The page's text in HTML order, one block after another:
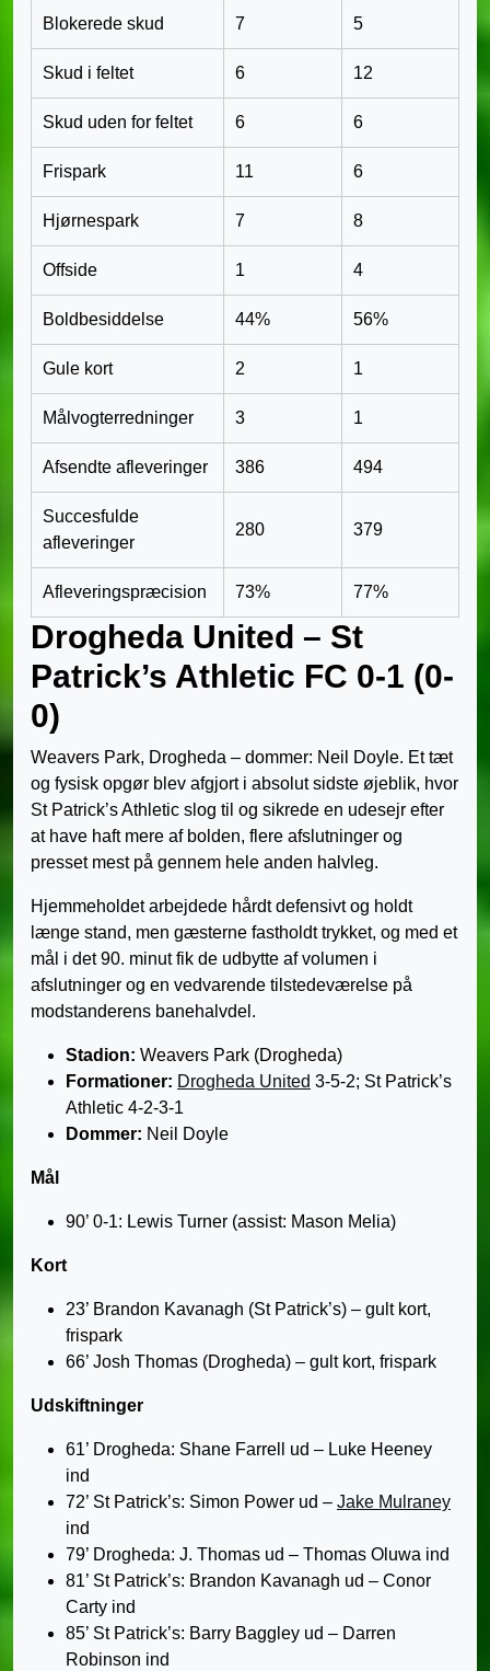
Blokerede skud 7 5
Skud i feltet 6 12
Skud uden for feltet 6 6
Frispark 11 6
Hjørnespark 7 8
Offside 1 4
Boldbesiddelse 44% 56%
Gule kort 2 1
Målvogterredninger 3 1
Afsendte afleveringer 386 494
Succesfulde
afleveringer
280 379
Afleveringspræcision 73% 77%
Drogheda United – St
Patrick’s Athletic FC 0-1 (0-
0)
Weavers Park, Drogheda – dommer: Neil Doyle. Et tæt
og fysisk opgør blev afgjort i absolut sidste øjeblik, hvor
St Patrick’s Athletic slog til og sikrede en udesejr efter
at have haft mere af bolden, flere afslutninger og
presset mest på gennem hele anden halvleg.
Hjemmeholdet arbejdede hårdt defensivt og holdt
længe stand, men gæsterne fastholdt trykket, og med et
mål i det 90. minut fik de udbytte af volumen i
afslutninger og en vedvarende tilstedeværelse på
modstanderens banehalvdel.
Stadion: Weavers Park (Drogheda)
Formationer: Drogheda United 3-5-2; St Patrick’s
Athletic 4-2-3-1
Dommer: Neil Doyle
Mål
90’ 0-1: Lewis Turner (assist: Mason Melia)
Kort
23’ Brandon Kavanagh (St Patrick’s) – gult kort,
frispark
66’ Josh Thomas (Drogheda) – gult kort, frispark
Udskiftninger
61’ Drogheda: Shane Farrell ud – Luke Heeney
ind
72’ St Patrick’s: Simon Power ud – Jake Mulraney
ind
79’ Drogheda: J. Thomas ud – Thomas Oluwa ind
81’ St Patrick’s: Brandon Kavanagh ud – Conor
Carty ind
85’ St Patrick’s: Barry Baggley ud – Darren
Robinson ind